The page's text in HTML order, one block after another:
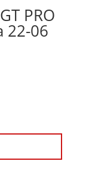
PRO
22-06